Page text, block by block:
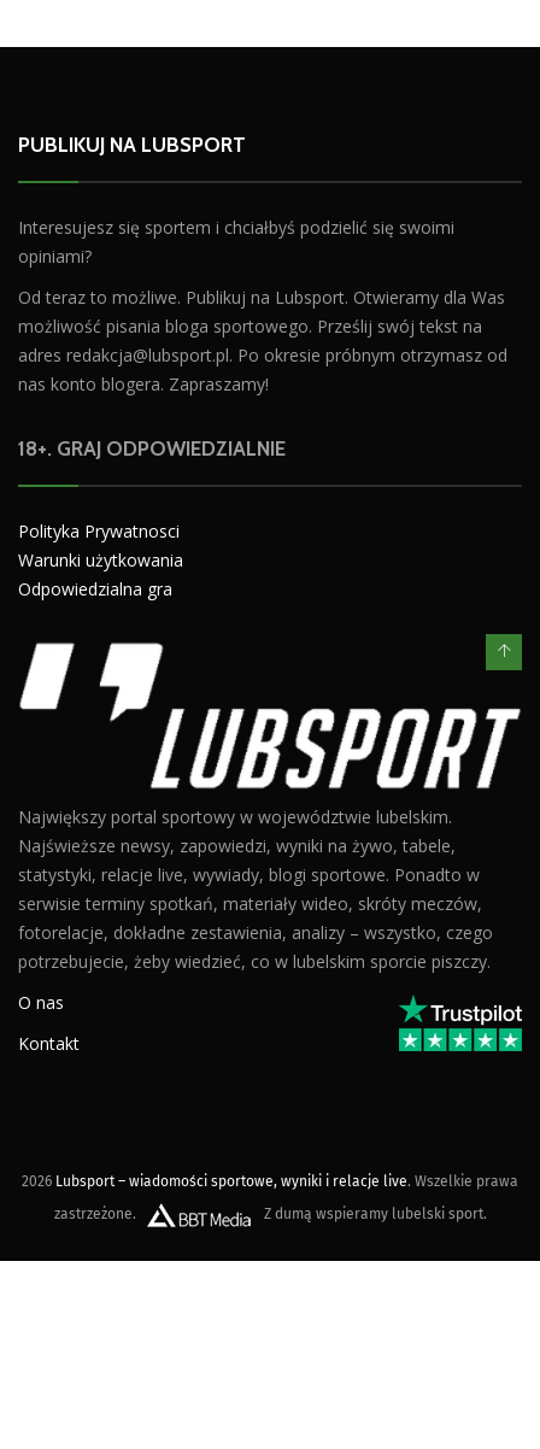
PUBLIKUJ NA LUBSPORT
Interesujesz się sportem i chciałbyś podzielić się swoimi
opiniami?
Od teraz to możliwe. Publikuj na Lubsport. Otwieramy dla Was
możliwość pisania bloga sportowego. Prześlij swój tekst na
adres redakcja@lubsport.pl. Po okresie próbnym otrzymasz od
nas konto blogera. Zapraszamy!
18+. GRAJ ODPOWIEDZIALNIE
Polityka Prywatnosci
Warunki użytkowania
Odpowiedzialna gra
Największy portal sportowy w województwie lubelskim.
Najświeższe newsy, zapowiedzi, wyniki na żywo, tabele,
statystyki, relacje live, wywiady, blogi sportowe. Ponadto w
serwisie terminy spotkań, materiały wideo, skróty meczów,
fotorelacje, dokładne zestawienia, analizy – wszystko, czego
potrzebujecie, żeby wiedzieć, co w lubelskim sporcie piszczy.
O nas
Kontakt
2026 Lubsport – wiadomości sportowe, wyniki i relacje live. Wszelkie prawa
zastrzeżone.
Z dumą wspieramy lubelski sport.